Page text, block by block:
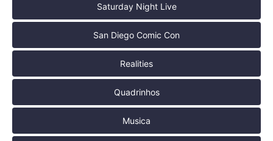
Saturday Night Live
San Diego Comic Con
Realities
Quadrinhos
Musica